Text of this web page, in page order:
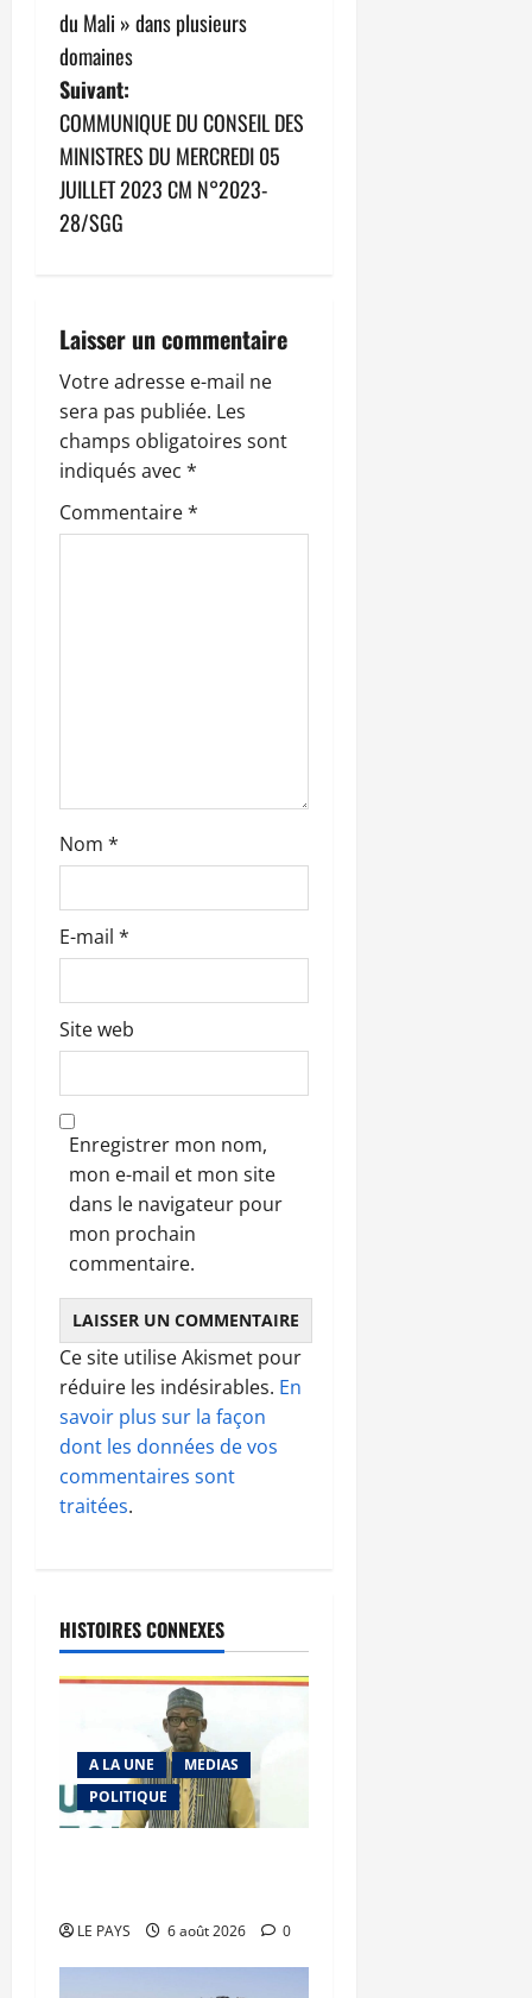
i
g
a
t
i
d
’
a
r
du Mali » dans plusieurs
domaines
Suivant:
COMMUNIQUE DU CONSEIL DES
MINISTRES DU MERCREDI 05
JUILLET 2023 CM N°2023-
28/SGG
Laisser un commentaire
Votre adresse e-mail ne
sera pas publiée. Les
champs obligatoires sont
indiqués avec *
Commentaire*
Nom *
E-mail *
Site web
Enregistrer mon nom,
mon e-mail et mon site
dans le navigateur pour
mon prochain
commentaire.
Ce site utilise Akismet pour
réduire les indésirables. En
savoir plus sur la façon
dont les données de vos
commentaires sont
traitées.
HISTOIRES CONNEXES
A LA UNE
MEDIAS
POLITIQUE
LE PAYS 6 août 2026 0